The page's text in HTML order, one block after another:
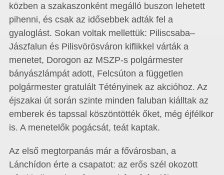
közben a szakaszonként megálló buszon lehetett
pihenni, és csak az idősebbek adták fel a
gyaloglást. Sokan voltak mellettük: Piliscsaba–
Jászfalun és Pilisvörösváron kiflikkel várták a
menetet, Dorogon az MSZP-s polgármester
bányászlámpát adott, Felcsúton a független
polgármester gratulált Tétényinek az akcióhoz. Az
éjszakai út során szinte minden faluban kiálltak az
emberek és tapssal köszöntötték őket, még éjfélkor
is. A menetelők pogácsát, teát kaptak.
Az első megtorpanás már a fővárosban, a
Lánchídon érte a csapatot: az erős szél okozott